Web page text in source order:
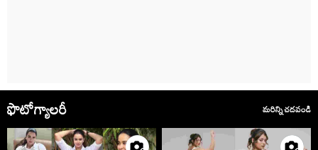
ఫొటోగ్యాలరీ మరిన్ని చదవండి